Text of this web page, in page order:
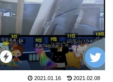
2021.01.16 2021.02.08